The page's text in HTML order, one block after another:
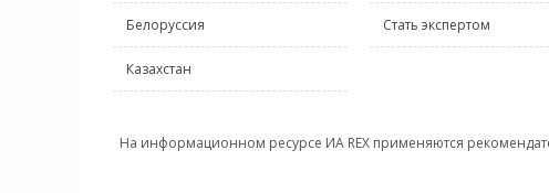
Белоруссия
Казахстан
Стать экспертом
На информационном ресурсе ИА REX применяются